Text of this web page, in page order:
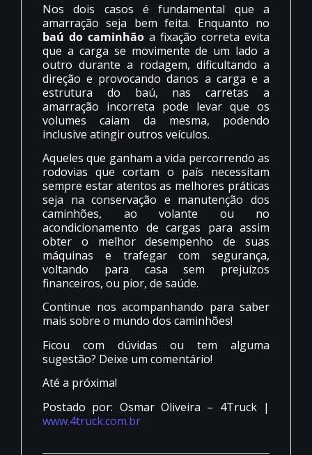
Nos dois casos é fundamental que a
amarração seja bem feita. Enquanto no
baú do caminhão a fixação correta evita
que a carga se movimente de um lado a
outro durante a rodagem, dificultando a
direção e provocando danos a carga e a
estrutura do baú, nas carretas a
amarração incorreta pode levar que os
volumes caiam da mesma, podendo
inclusive atingir outros veículos.
Aqueles que ganham a vida percorrendo as
rodovias que cortam o país necessitam
sempre estar atentos as melhores práticas
seja na conservação e manutenção dos
caminhões, ao volante ou no
acondicionamento de cargas para assim
obter o melhor desempenho de suas
máquinas e trafegar com segurança,
voltando para casa sem prejuízos
financeiros, ou pior, de saúde.
Continue nos acompanhando para saber
mais sobre o mundo dos caminhões!
Ficou com dúvidas ou tem alguma
sugestão? Deixe um comentário!
Até a próxima!
Postado por: Osmar Oliveira – 4Truck |
www.4truck.com.br